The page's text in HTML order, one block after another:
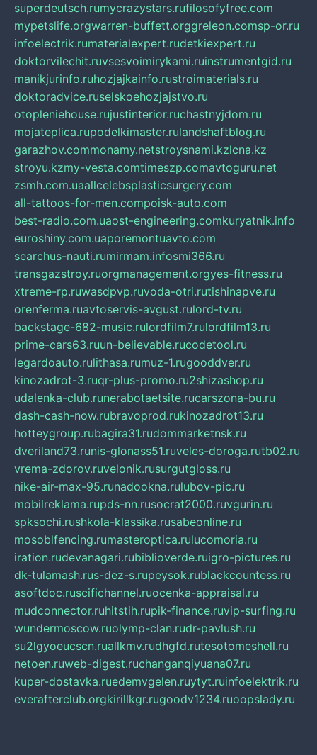
superdeutsch.rumycrazystars.rufilosofyfree.com
mypetslife.orgwarren-buffett.orggreleon.comsp-or.ru
infoelectrik.rumaterialexpert.rudetkiexpert.ru
doktorvilechit.ruvsesvoimirykami.ruinstrumentgid.ru
manikjurinfo.ruhozjajkainfo.rustroimaterials.ru
doktoradvice.ruselskoehozjajstvo.ru
otopleniehouse.rujustinterior.ruchastnyjdom.ru
mojateplica.rupodelkimaster.rulandshaftblog.ru
garazhov.commonamy.netstroysnami.kzlcna.kz
stroyu.kzmy-vesta.comtimeszp.comavtoguru.net
zsmh.com.uaallcelebsplasticsurgery.com
all-tattoos-for-men.compoisk-auto.com
best-radio.com.uaost-engineering.comkuryatnik.info
euroshiny.com.uaporemontuavto.com
searchus-nauti.rumirmam.infosmi366.ru
transgazstroy.ruorgmanagement.orgyes-fitness.ru
xtreme-rp.ruwasdpvp.ruvoda-otri.rutishinapve.ru
orenferma.ruavtoservis-avgust.rulord-tv.ru
backstage-682-music.rulordfilm7.rulordfilm13.ru
prime-cars63.ruun-believable.rucodetool.ru
legardoauto.rulithasa.rumuz-1.rugooddver.ru
kinozadrot-3.ruqr-plus-promo.ru2shizashop.ru
udalenka-club.runerabotaetsite.rucarszona-bu.ru
dash-cash-now.rubravoprod.rukinozadrot13.ru
hotteygroup.rubagira31.rudommarketnsk.ru
dveriland73.runis-glonass51.ruveles-doroga.rutb02.ru
vrema-zdorov.ruvelonik.rusurgutgloss.ru
nike-air-max-95.runadookna.rulubov-pic.ru
mobilreklama.rupds-nn.rusocrat2000.ruvgurin.ru
spksochi.rushkola-klassika.rusabeonline.ru
mosoblfencing.rumasteroptica.rulucomoria.ru
iration.rudevanagari.rubiblioverde.ruigro-pictures.ru
dk-tulamash.rus-dez-s.rupeysok.rublackcountess.ru
asoftdoc.ruscifichannel.ruocenka-appraisal.ru
mudconnector.ruhitstih.rupik-finance.ruvip-surfing.ru
wundermoscow.ruolymp-clan.rudr-pavlush.ru
su2lgyoeucscn.ruallkmv.rudhgfd.rutesotomeshell.ru
netoen.ruweb-digest.ruchanganqiyuana07.ru
kuper-dostavka.ruedemvgelen.ruytyt.ruinfoelektrik.ru
everafterclub.orgkirillkgr.rugoodv1234.ruoopslady.ru